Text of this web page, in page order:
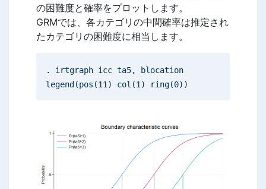
の困難度と確率をプロットします。
GRMでは、各カテゴリの中間確率は推定され
たカテゴリの困難度に相当します。
. irtgraph icc ta5, blocation
legend(pos(11) col(1) ring(0))